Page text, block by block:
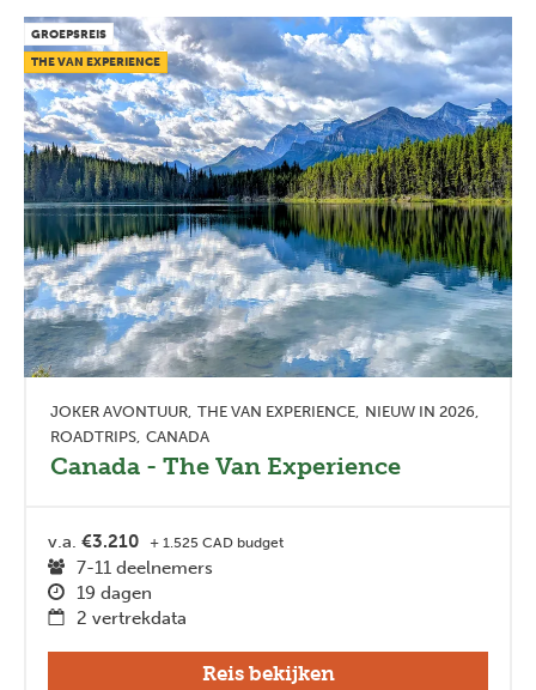
GROEPSREIS
THE VAN EXPERIENCE
JOKER AVONTUUR THE VAN EXPERIENCE NIEUW IN 2026
ROADTRIPS CANADA
Canada - The Van Experience
v.a. €3.210 + 1.525 CAD budget
7-11 deelnemers
19 dagen
2 vertrekdata
Reis bekijken